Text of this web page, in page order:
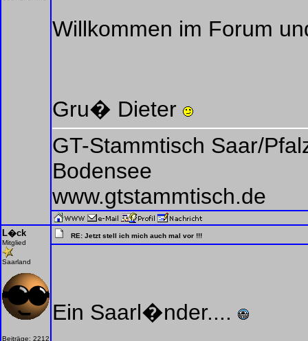
Willkommen im Forum
Gru� Dieter
GT-Stammtisch Saar/
Bodensee
www.gtstammtisch.de
L�ck
Mitglied
Saarland
Beiträge: 2212
RE: Jetzt stell ich mich auch mal vor !!!
Ein Saarl�nder....